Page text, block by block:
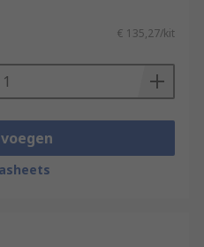
€ 135,27/kit